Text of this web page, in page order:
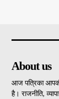
About us
आज पत्रिका
है। राजनीति,